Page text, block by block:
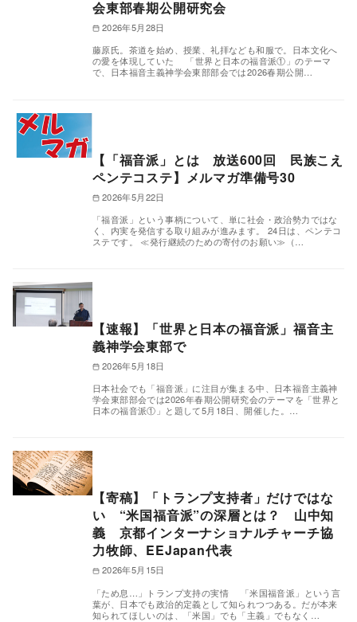
会東部春期公開研究会
2026年5月28日
藤原氏。茶道を始め、授業、礼拝なども和服で。日本文化へ
の愛を体現していた 「世界と日本の福音派①」のテーマ
で、日本福音主義神学会東部部会では2026春期公開…
【「福音派」とは 放送600回 民族こえ
ペンテコステ】メルマガ準備号30
2026年5月22日
「福音派」という事柄について、単に社会・政治勢力ではな
く、内実を発信する取り組みが進みます。 24日は、ペンテコ
ステです。 ≪発行継続のための寄付のお願い≫（…
【速報】「世界と日本の福音派」福音主
義神学会東部で
2026年5月18日
日本社会でも「福音派」に注目が集まる中、日本福⾳主義神
学会東部部会では2026年春期公開研究会のテーマを「世界と
日本の福音派①」と題して5月18日、開催した。…
【寄稿】「トランプ支持者」だけではな
い “米国福音派”の深層とは？ 山中知
義 京都インターナショナルチャーチ協
力牧師、EEJapan代表
2026年5月15日
「ため息…」トランプ支持の実情 「米国福音派」という言
葉が、日本でも政治的定義として知られつつある。だが本来
知られてほしいのは、「米国」でも「主義」でもなく…